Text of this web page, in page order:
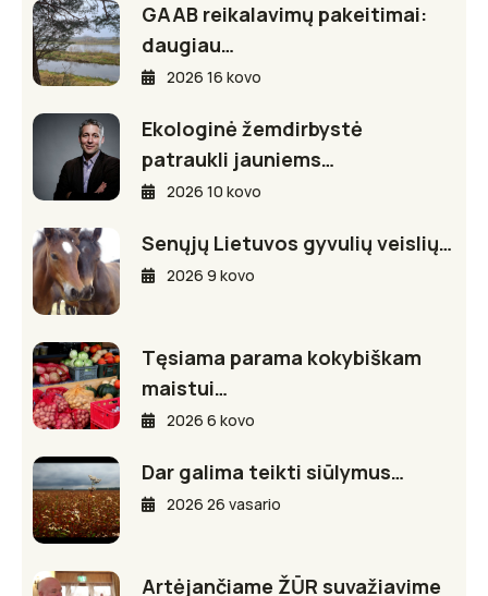
GAAB reikalavimų pakeitimai:
daugiau…
2026 16 kovo
Ekologinė žemdirbystė
patraukli jauniems…
2026 10 kovo
Senųjų Lietuvos gyvulių veislių…
2026 9 kovo
Tęsiama parama kokybiškam
maistui…
2026 6 kovo
Dar galima teikti siūlymus…
2026 26 vasario
Artėjančiame ŽŪR suvažiavime